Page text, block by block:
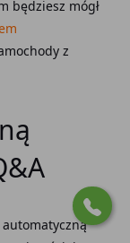
będziesz mógł
z
automatyczną